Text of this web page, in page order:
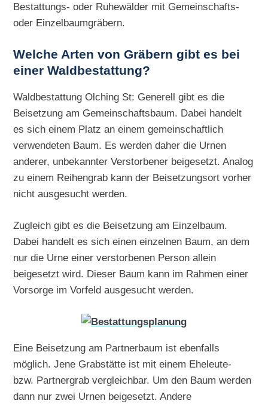
Bestattungs- oder Ruhewälder mit Gemeinschafts-
oder Einzelbaumgräbern.
Welche Arten von Gräbern gibt es bei
einer Waldbestattung?
Waldbestattung Olching St: Generell gibt es die
Beisetzung am Gemeinschaftsbaum. Dabei handelt
es sich einem Platz an einem gemeinschaftlich
verwendeten Baum. Es werden daher die Urnen
anderer, unbekannter Verstorbener beigesetzt. Analog
zu einem Reihengrab kann der Beisetzungsort vorher
nicht ausgesucht werden.
Zugleich gibt es die Beisetzung am Einzelbaum.
Dabei handelt es sich einen einzelnen Baum, an dem
nur die Urne einer verstorbenen Person allein
beigesetzt wird. Dieser Baum kann im Rahmen einer
Vorsorge im Vorfeld ausgesucht werden.
Eine Beisetzung am Partnerbaum ist ebenfalls
möglich. Jene Grabstätte ist mit einem Eheleute-
bzw. Partnergrab vergleichbar. Um den Baum werden
dann nur zwei Urnen beigesetzt. Andere